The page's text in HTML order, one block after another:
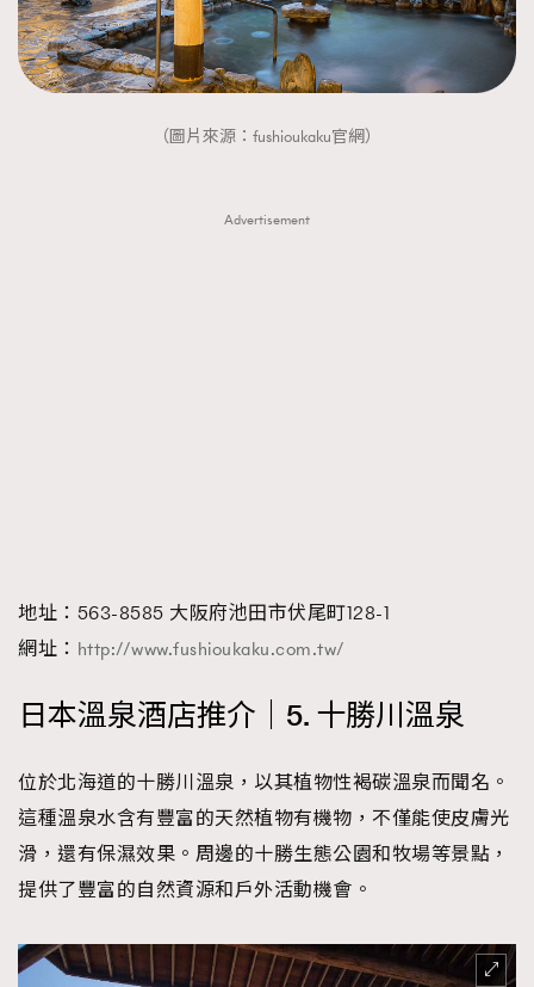
（圖片來源：fushioukaku官網）
Advertisement
地址：563-8585 大阪府池田市伏尾町128-1
網址： http://www.fushioukaku.com.tw/
日本溫泉酒店推介｜5. 十勝川溫泉
位於北海道的十勝川溫泉，以其植物性褐碳溫泉而聞名。
這種溫泉水含有豐富的天然植物有機物，不僅能使皮膚光
滑，還有保濕效果。周邊的十勝生態公園和牧場等景點，
提供了豐富的自然資源和戶外活動機會。